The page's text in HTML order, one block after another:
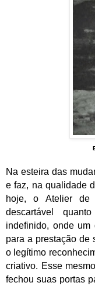
Na esteira das
e faz, na qualidade
hoje, o Atelier de
descartável
indefinido, onde um
para a prestação de
o legítimo
criativo. Esse
fechou suas portas